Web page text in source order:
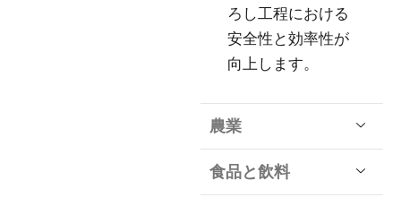
ろし工程における
安全性と効率性が
向上します。
農業
食品と飲料